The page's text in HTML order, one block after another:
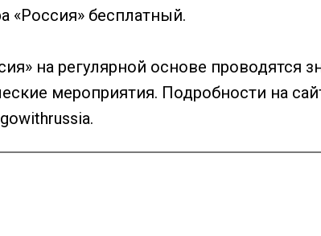
«Россия» бесплатный.
на регулярной основе проводятся
мероприятия. Подробности на
.